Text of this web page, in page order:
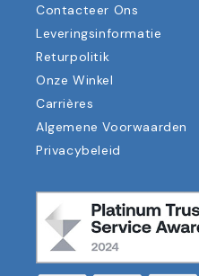
Contacteer Ons
Leveringsinformatie
Returpolitik
Onze Winkel
Carrières
Algemene Voorwaarden
Privacybeleid